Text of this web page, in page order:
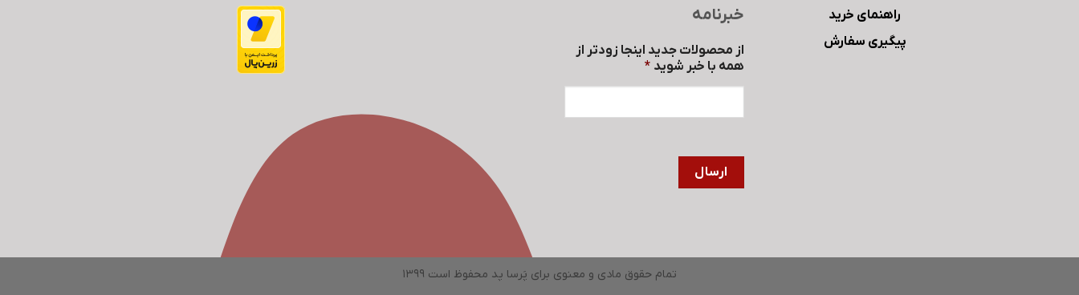
راهنمای خرید
پیگیری سفارش
خبرنامه
از محصولات جدید اینجا زودتر از
همه با خبر شوید *
تمام حقوق مادی و معنوی برای پَرسا پد محفوظ است 1399